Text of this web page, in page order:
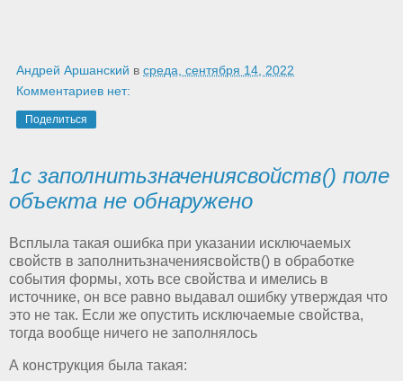
Андрей Аршанский в среда, сентября 14, 2022
Комментариев нет:
Поделиться
1с заполнитьзначениясвойств() поле
объекта не обнаружено
Всплыла такая ошибка при указании исключаемых
свойств в заполнитьзначениясвойств() в обработке
события формы, хоть все свойства и имелись в
источнике, он все равно выдавал ошибку утверждая что
это не так. Если же опустить исключаемые свойства,
тогда вообще ничего не заполнялось
А конструкция была такая: